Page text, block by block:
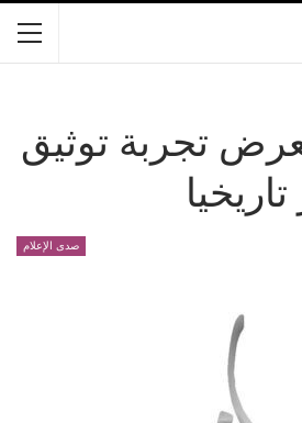
تجربة توثيق
صدى الإعلام